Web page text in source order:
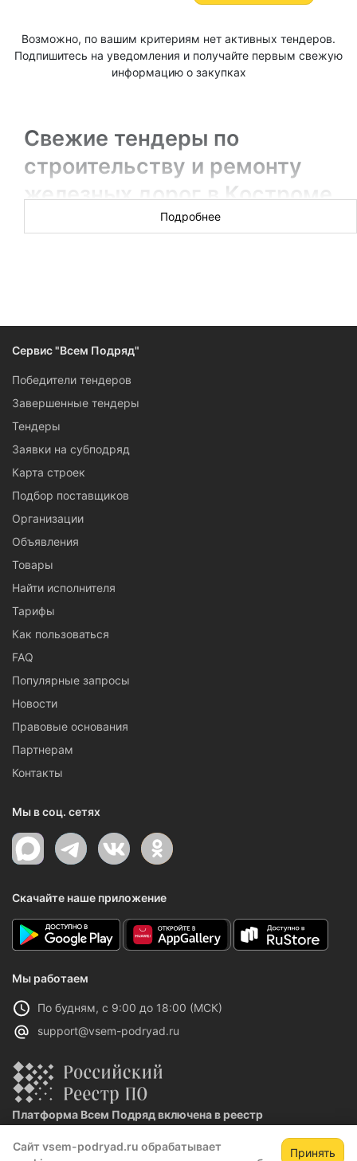
Сайт vsem-podryad.ru обрабатывает
Принять
Возможно, по вашим критериям нет активных тендеров.
Подпишитесь на уведомления и получайте первым свежую
информацию о закупках
Свежие тендеры по
строительству и ремонту
железных дорог в Костроме
Новых торгов за сегодня: 16
регистрироваться — данные доступны каждому.
Подробнее
Сервис "Всем Подряд"
Победители тендеров
Завершенные тендеры
Тендеры
Заявки на субподряд
Карта строек
Подбор поставщиков
Организации
Объявления
Товары
Найти исполнителя
Тарифы
Как пользоваться
FAQ
Популярные запросы
Новости
Правовые основания
Партнерам
Контакты
Мы в соц. сетях
Скачайте наше приложение
Мы работаем
По будням, с 9:00 до 18:00 (МСК)
support@vsem-podryad.ru
Платформа Всем Подряд включена в реестр
Реестровая запись №32021 от 06.02.2026